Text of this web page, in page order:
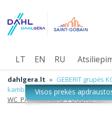
LT EN RU
dahlgera.lt » GEBERIT grupės
kambario įranga »